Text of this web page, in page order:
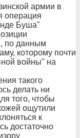
армии в
операция
Буша"
по данным
которому почти
войны" на
такого
делать ни
того, чтобы
ощутили
к
достаточно